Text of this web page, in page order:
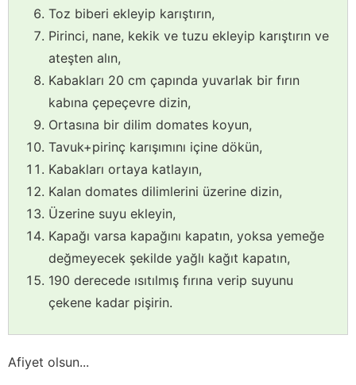
Toz biberi ekleyip karıştırın,
Pirinci, nane, kekik ve tuzu ekleyip karıştırın ve
ateşten alın,
Kabakları 20 cm çapında yuvarlak bir fırın
kabına çepeçevre dizin,
Ortasına bir dilim domates koyun,
Tavuk+pirinç karışımını içine dökün,
Kabakları ortaya katlayın,
Kalan domates dilimlerini üzerine dizin,
Üzerine suyu ekleyin,
Kapağı varsa kapağını kapatın, yoksa yemeğe
değmeyecek şekilde yağlı kağıt kapatın,
190 derecede ısıtılmış fırına verip suyunu
çekene kadar pişirin.
Afiyet olsun...